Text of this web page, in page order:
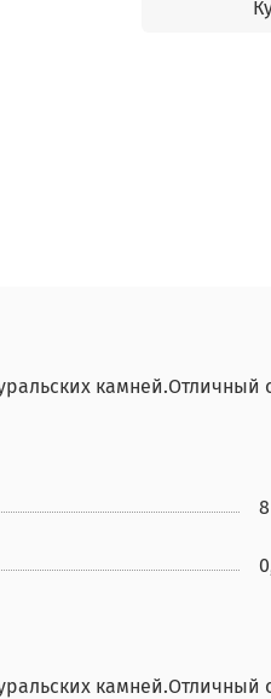
камней.Отличный
8
камней.Отличный